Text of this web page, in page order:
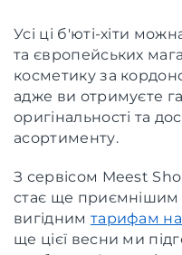
Усі ці б'юті-хіти
та європейських
косметику за
адже ви отримуєте
оригінальності та
асортименту.
З сервісом Meest
стає ще приємнішим
вигідним тарифам
ще цієї весни ми